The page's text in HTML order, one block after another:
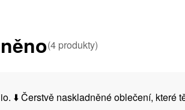
(4 produkty)
⬇️ Čerstvě naskladněné oblečení, které